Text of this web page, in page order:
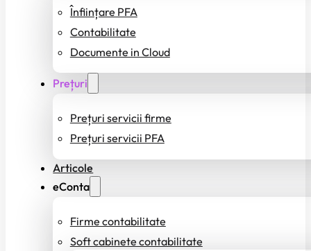
Înființare PFA
Contabilitate
Documente in Cloud
Prețuri
Prețuri servicii firme
Prețuri servicii PFA
Articole
eConta
Firme contabilitate
Soft cabinete contabilitate